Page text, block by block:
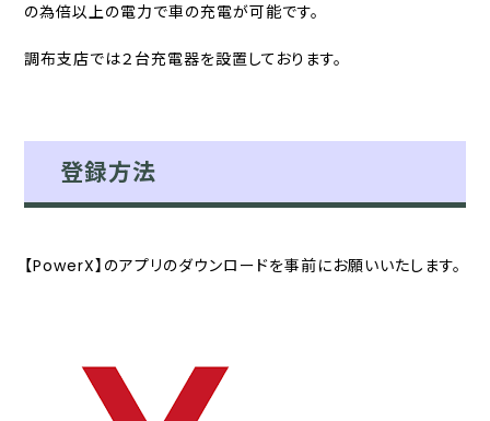
の為倍以上の電力で車の充電が可能です。
調布支店では２台充電器を設置しております。
登録方法
【PowerX】のアプリのダウンロードを事前にお願いいたします。